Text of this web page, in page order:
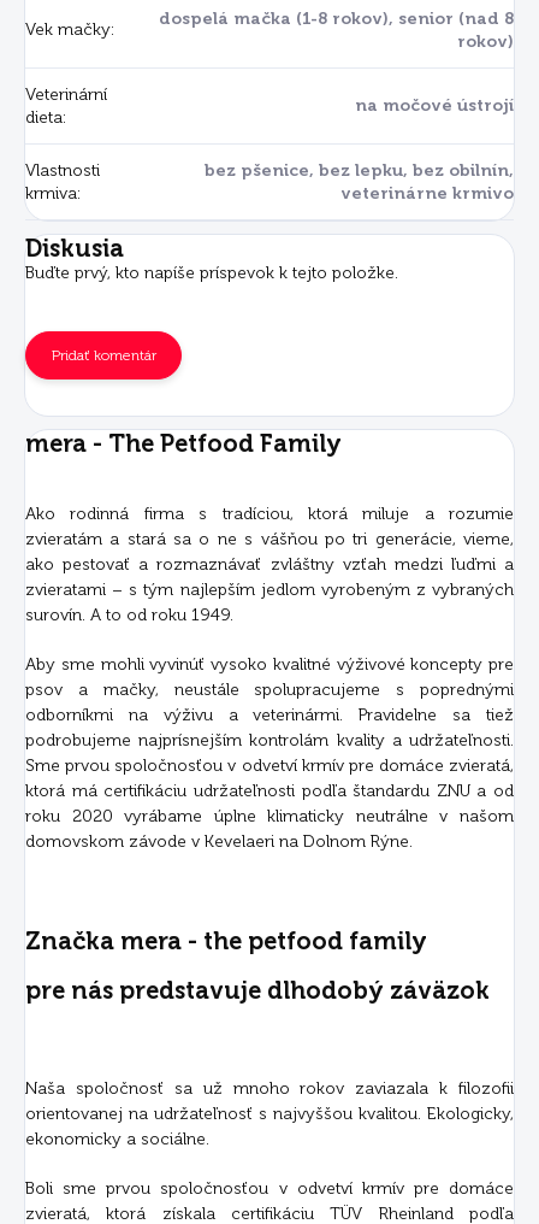
Vek mačky:
dospelá mačka (1-8 rokov), senior (nad 8
rokov)
Veterinární
dieta:
na močové ústrojí
Vlastnosti
krmiva:
bez pšenice, bez lepku, bez obilnín,
veterinárne krmivo
Diskusia
Buďte prvý, kto napíše príspevok k tejto položke.
Pridať komentár
mera - The Petfood Family
Ako rodinná firma s tradíciou, ktorá miluje a rozumie
zvieratám a stará sa o ne s vášňou po tri generácie, vieme,
ako pestovať a rozmaznávať zvláštny vzťah medzi ľuďmi a
zvieratami – s tým najlepším jedlom vyrobeným z vybraných
surovín. A to od roku 1949.
Aby sme mohli vyvinúť vysoko kvalitné výživové koncepty pre
psov a mačky, neustále spolupracujeme s poprednými
odborníkmi na výživu a veterinármi. Pravidelne sa tiež
podrobujeme najprísnejším kontrolám kvality a udržateľnosti.
Sme prvou spoločnosťou v odvetví krmív pre domáce zvieratá,
ktorá má certifikáciu udržateľnosti podľa štandardu ZNU a od
roku 2020 vyrábame úplne klimaticky neutrálne v našom
domovskom závode v Kevelaeri na Dolnom Rýne.
Značka mera - the petfood family
pre nás predstavuje dlhodobý záväzok
Naša spoločnosť sa už mnoho rokov zaviazala k filozofii
orientovanej na udržateľnosť s najvyššou kvalitou. Ekologicky,
ekonomicky a sociálne.
Boli sme prvou spoločnosťou v odvetví krmív pre domáce
zvieratá, ktorá získala certifikáciu TÜV Rheinland podľa